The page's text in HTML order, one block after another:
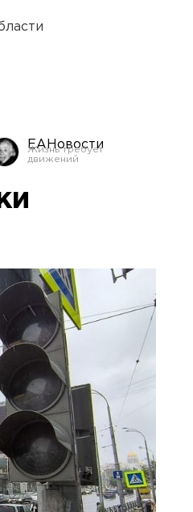
ЕАНовости